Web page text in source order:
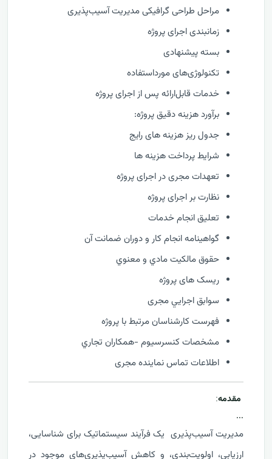
مراحل طراحی گرافیکی مدیریت آسیب‌پذیری
زمانبندی اجرای پروژه
بسته پیشنهادی
تکنولوژی‌های مورداستفاده
خدمات قابل‌ارائه پس از اجرای پروژه
برآورد هزینه دقیق پروژه:
جدول ریز هزینه های رایج
شرایط پرداخت هزینه ها
تعهدات مجری در اجرای پروژه
نظارت بر اجرای پروژه
تعليق انجام خدمات
گواهينامه انجام كار و دوران ضمانت آن
حقوق مالكيت مادي و معنوي
ریسک های پروژه
سوابق اجرايي مجری
فهرست كارشناسان مرتبط با پروژه
مشخصات كنسرسيوم -همكاران تجاري
اطلاعات تماس نماینده مجری
مقدمه:
...
مدیریت آسیب‌پذیری یک فرآیند سیستماتیک برای شناسایی،
ارزیابی، اولویت‌بندی، و کاهش آسیب‌پذیری‌های موجود در